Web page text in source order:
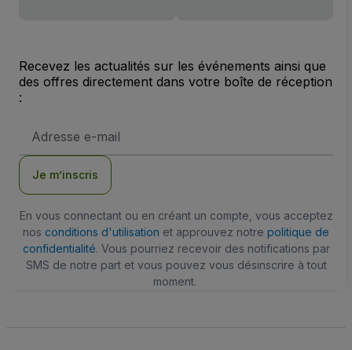
Recevez les actualités sur les événements ainsi que
des offres directement dans votre boîte de réception
:
e-
Je m’inscris
En vous connectant ou en créant un compte, vous acceptez
nos conditions d'utilisation et approuvez notre politique de
confidentialité. Vous pourriez recevoir des notifications par
SMS de notre part et vous pouvez vous désinscrire à tout
moment.